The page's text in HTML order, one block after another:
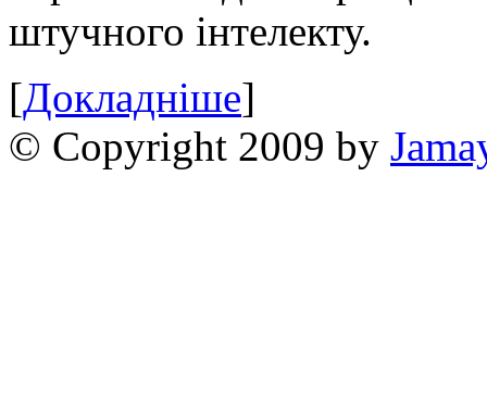
штучного інтелекту.
[Докладніше]
© Copyright 2009 by